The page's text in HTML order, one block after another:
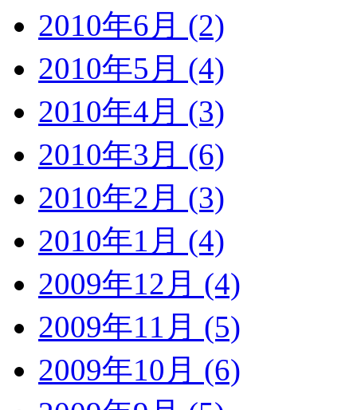
2010年6月 (2)
2010年5月 (4)
2010年4月 (3)
2010年3月 (6)
2010年2月 (3)
2010年1月 (4)
2009年12月 (4)
2009年11月 (5)
2009年10月 (6)